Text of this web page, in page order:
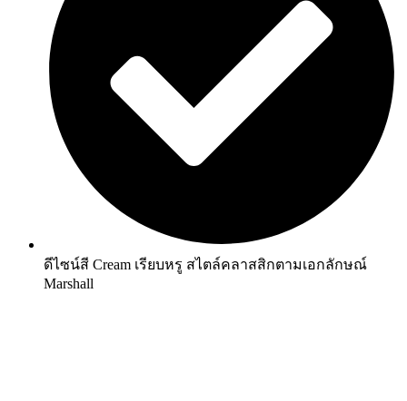
ดีไซน์สี Cream เรียบหรู สไตล์คลาสสิกตามเอกลักษณ์
Marshall